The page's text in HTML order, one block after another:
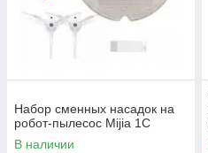
Набор сменных насадок на
робот-пылесос Mijia 1C
В наличии